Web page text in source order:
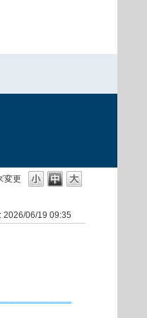
変更
2026/06/19 09:35